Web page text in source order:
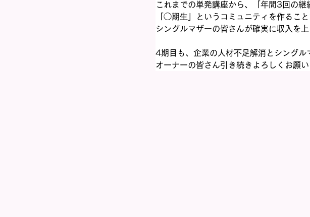
これまでの単発講座から、「年間3回の継
「◯期生」というコミュニティを作るこ
シングルマザーの皆さんが確実に収入を
4期目も、企業の人材不足解消とシングル
オーナーの皆さん引き続きよろしくお願い